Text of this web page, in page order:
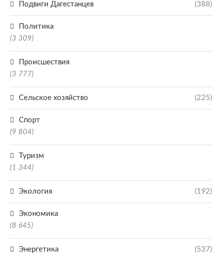
Подвиги Дагестанцев (388)
Политика
(3 309)
Происшествия
(3 777)
Сельское хозяйство (225)
Спорт
(9 804)
Туризм
(1 344)
Экология (192)
Экономика
(8 645)
Энергетика (537)